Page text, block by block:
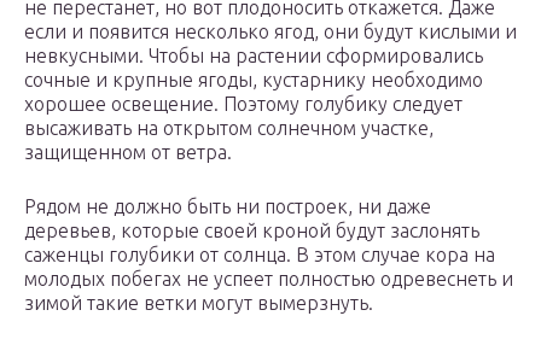
не перестанет, но вот плодоносить откажется. Даже
если и появится несколько ягод, они будут кислыми и
невкусными. Чтобы на растении сформировались
сочные и крупные ягоды, кустарнику необходимо
хорошее освещение. Поэтому голубику следует
высаживать на открытом солнечном участке,
защищенном от ветра.
Рядом не должно быть ни построек, ни даже
деревьев, которые своей кроной будут заслонять
саженцы голубики от солнца. В этом случае кора на
молодых побегах не успеет полностью одревеснеть и
зимой такие ветки могут вымерзнуть.